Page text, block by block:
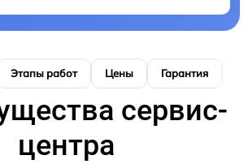
Этапы работ Цены Гарантия
сервис-
центра